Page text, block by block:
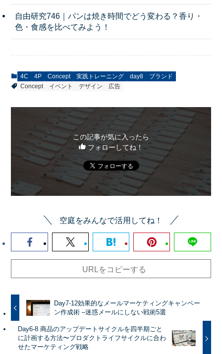
自由研究746｜パンは焼き時間でどう変わる？香り・
色・食感を比べてみよう！
4C 4P Concept 実践トレーニング day8
ブランド
Concept
イベント デザイン 広告
この記事が気に入ったら
フォローしてね！
空庭をみんなで活用してね！
URLをコピーする
Day7-12効果的なメールマーケティングキャンペー
ン作成術 –迷惑メールにしない戦術5選
Day6-8 商品のアップデートサイクルを四半期ごと
に計画する方法〜プロダクトライフサイクルに合わ
せたマーケティング戦略